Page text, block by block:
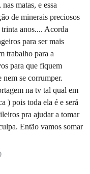
matas, e essa
de minerais preciosos
anos.... Acorda
para ser mais
trabalho para a
para que fiquem
nem se corrumper.
na tv tal qual em
) pois toda ela é e será
pra ajudar a tomar
Então vamos somar